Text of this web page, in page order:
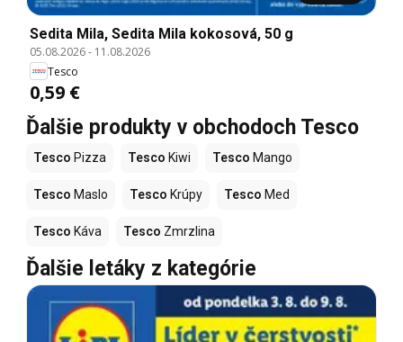
Sedita Mila, Sedita Mila kokosová, 50 g
05.08.2026- 11.08.2026
Tesco
0,59 €
Ďalšie produkty v obchodoch Tesco
Tesco Pizza Tesco Kiwi Tesco Mango
Tesco Maslo Tesco Krúpy Tesco Med
Tesco Káva Tesco Zmrzlina
Ďalšie letáky z kategórie